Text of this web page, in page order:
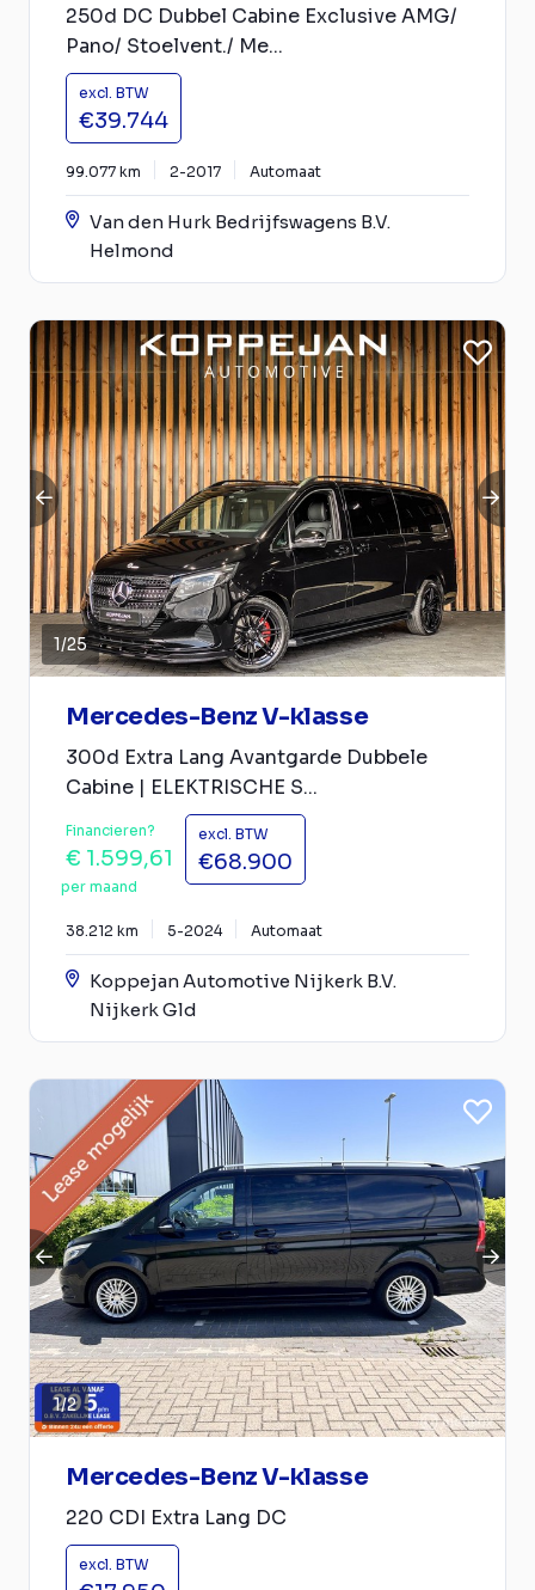
250d DC Dubbel Cabine Exclusive AMG/
Pano/ Stoelvent./ Me...
excl. BTW
€39.744
99.077 km 2-2017 Automaat
Van den Hurk Bedrijfswagens B.V.
Helmond
1/25
Mercedes-Benz V-klasse
300d Extra Lang Avantgarde Dubbele
Cabine | ELEKTRISCHE S...
Financieren?
€ 1.599,61
per maand
excl. BTW
€68.900
38.212 km 5-2024 Automaat
Koppejan Automotive Nijkerk B.V.
Nijkerk Gld
1/2
Mercedes-Benz V-klasse
220 CDI Extra Lang DC
excl. BTW